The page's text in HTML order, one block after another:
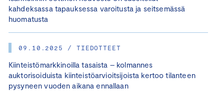
kahdeksassa tapauksessa varoitusta ja seitsemässä
huomatusta
09.10.2025 / TIEDOTTEET
Kiinteistömarkkinoilla tasaista – kolmannes
auktorisoiduista kiinteistöarvioitsijoista kertoo tilanteen
pysyneen vuoden aikana ennallaan